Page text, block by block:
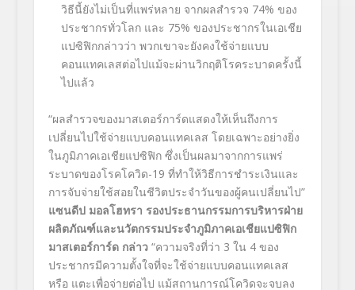
วิธีนี้ยังไม่เป็นที่แพร่หลาย จากผลสำรวจ 74% ของ
ประชากรทั่วโลก และ 75% ของประชากรในเอเชีย
แปซิฟิกกล่าวว่า พวกเขาจะยังคงใช้จ่ายแบบ
คอนแทคเลสต่อไปแม้จะผ่านวิกฤติโรคระบาดครั้งนี้
ไปแล้ว
“ผลสำรวจของมาสเตอร์การ์ดแสดงให้เห็นถึงการ
เปลี่ยนไปใช้จ่ายแบบคอนแทคเลส โดยเฉพาะอย่างยิ่ง
ในภูมิภาคเอเชียแปซิฟิก ซึ่งเป็นผลมาจากการแพร่
ระบาดของโรคโควิด-19 ที่ทำให้วิธีการชำระเงินและ
การจับจ่ายใช้สอยในชีวิตประจำวันของผู้คนเปลี่ยนไป”
แซนดีป มอลโฮทรา รองประธานกรรมการบริหารฝ่าย
ผลิตภัณฑ์และนวัตกรรมประจำภูมิภาคเอเชียแปซิฟิก
มาสเตอร์การ์ด กล่าว“ความจริงที่ว่า 3 ใน 4ของ
ประชากรมีความตั้งใจที่จะใช้จ่ายแบบคอนแทคเลส
หรือ แตะเพื่อจ่ายต่อไป แม้สถานการณ์โควิดจะจบลง